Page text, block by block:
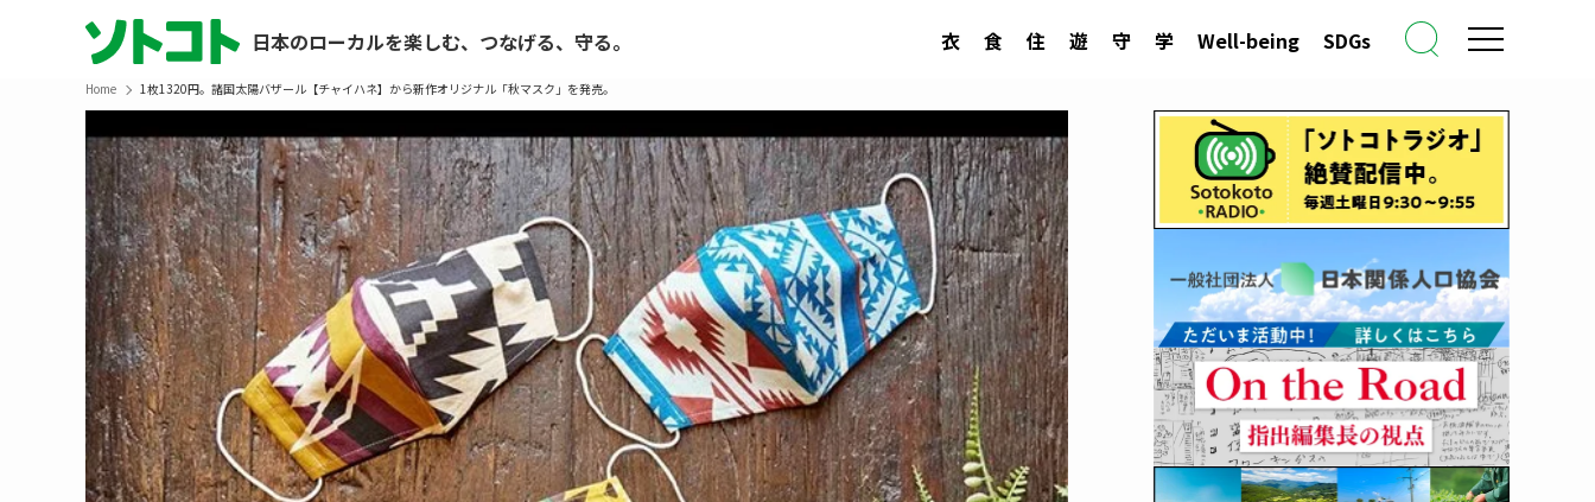
日本のローカルを楽しむ、つなげる、守る。 衣 食 住 遊 守 学 Well-being SDGs
Home 1枚1320円。諸国太陽バザール【チャイハネ】から新作オリジナル「秋マスク」を発売。